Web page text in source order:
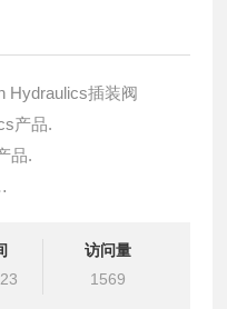
Hydraulics插装阀
产品.
品.
块设计与选型
国台湾北部等液压元件
访问量
1569